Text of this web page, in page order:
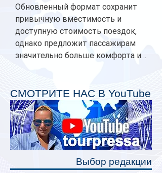
Обновленный формат сохранит
привычную вместимость и
доступную стоимость поездок,
однако предложит пассажирам
значительно больше комфорта и
планируется начать в 2027 году.
Одним из главных нововведений
станут индивидуальные шторки у
каждого спального места. Они
позволят пассажирам закрыть свою
полку во время сна или отдыха,
СМОТРИТЕ НАС В YouTube
Выбор редакции